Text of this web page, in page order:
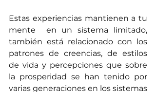
Estas experiencias mantienen a tu
mente  en un sistema limitado,
también está relacionado con los
patrones de creencias, de estilos
de vida y percepciones que sobre
la prosperidad se han tenido por
varias generaciones en los sistemas